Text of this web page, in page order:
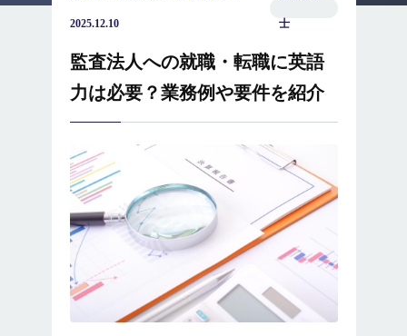
2025.12.10 士
監査法人への就職・転職に英語
力は必要？業務例や要件を紹介